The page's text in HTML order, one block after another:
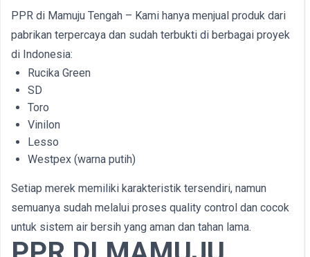
PPR di Mamuju Tengah – Kami hanya menjual produk dari
pabrikan terpercaya dan sudah terbukti di berbagai proyek
di Indonesia:
Rucika Green
SD
Toro
Vinilon
Lesso
Westpex (warna putih)
Setiap merek memiliki karakteristik tersendiri, namun
semuanya sudah melalui proses quality control dan cocok
untuk sistem air bersih yang aman dan tahan lama.